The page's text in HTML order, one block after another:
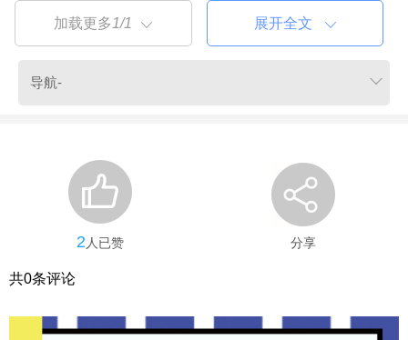
加载更多 1/1 展开全文
2 人已赞 分享
共0条评论